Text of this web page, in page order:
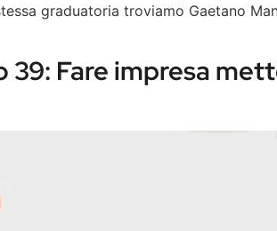
graduatoria troviamo Gaetano
39: Fare impresa